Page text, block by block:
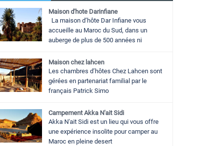
Maison d'hote Darinfiane
La maison d’hôte Dar Infiane vous
accueille au Maroc du Sud, dans un
auberge de plus de 500 années ni
Maison chez lahcen
Les chambres d’hôtes Chez Lahcen sont
gérées en partenariat familial par le
français Patrick Simo
Campement Akka N'ait Sidi
Akka N'ait Sidi est un lieu qui vous offre
une expérience insolite pour camper au
Maroc en pleine desert